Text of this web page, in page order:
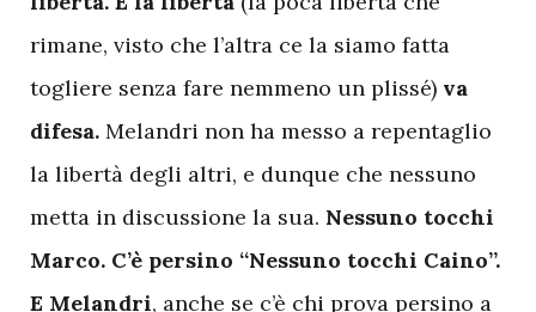
rimane, visto che l’altra ce la siamo fatta
togliere senza fare nemmeno un plissé) va
difesa. Melandri non ha messo a repentaglio
la libertà degli altri, e dunque che nessuno
metta in discussione la sua. Nessuno tocchi
Marco. C’è persino “Nessuno tocchi Caino”.
E Melandri, anche se c’è chi prova persino a